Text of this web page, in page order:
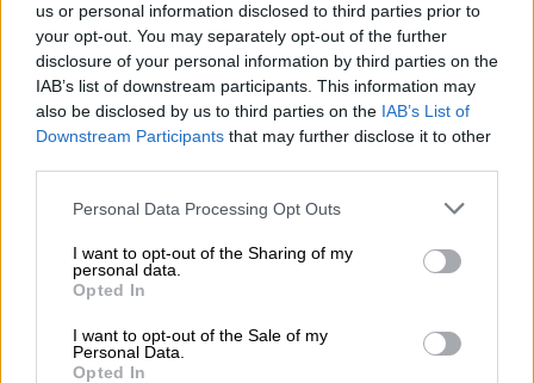
us or personal information disclosed to third parties prior to
your opt-out. You may separately opt-out of the further
disclosure of your personal information by third parties on the
IAB’s list of downstream participants. This information may
also be disclosed by us to third parties on the IAB’s List of
Downstream Participants that may further disclose it to other
Please note that this website/app uses one or more Google
not limited to your visit or usage behaviour. You may click to
grant or deny consent to Google and its third-party tags to
use your data for below specified purposes in below Google
consent section.
Personal Data Processing Opt Outs
I want to opt-out of the Sharing of my
personal data.
Opted In
I want to opt-out of the Sale of my
Personal Data.
Opted In
«Σε κανέναν δεν αρέσει μια κακή εικόνα ή
πίνακας του εαυτού του, αλλά αυτή στο
Κολοράντο, στοΚαπιτώλιο της Πολιτείας,
που είχε τοποθετηθεί από τονΚυβερνήτη,
που ούτε εγώ, ίσως, δεν έχω ξαναδεί»,
έγραψε σε ανάρτηση στο Truth Social.
καλλιτέχνης
Ομπάμα, και αυτός φαίνεται υπέροχος, αλλά
αυτός που με απεικονίζει είναι πραγματικά ο